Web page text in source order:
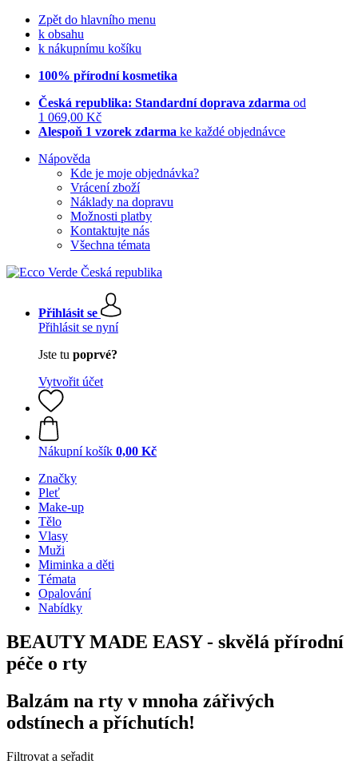
Zpět do hlavního menu
k obsahu
k nákupnímu košíku
100% přírodní kosmetika
Česká republika: Standardní doprava zdarma od
1 069,00 Kč
Alespoň 1 vzorek zdarma ke každé objednávce
Nápověda
Kde je moje objednávka?
Vrácení zboží
Náklady na dopravu
Možnosti platby
Kontaktujte nás
Všechna témata
Přihlásit se
Přihlásit se nyní
Jste tu poprvé?
Vytvořit účet
Nákupní košík 0,00 Kč
Značky
Pleť
Make-up
Tělo
Vlasy
Muži
Miminka a děti
Témata
Opalování
Nabídky
BEAUTY MADE EASY - skvělá přírodní
péče o rty
Balzám na rty v mnoha zářivých
odstínech a příchutích!
Filtrovat a seřadit